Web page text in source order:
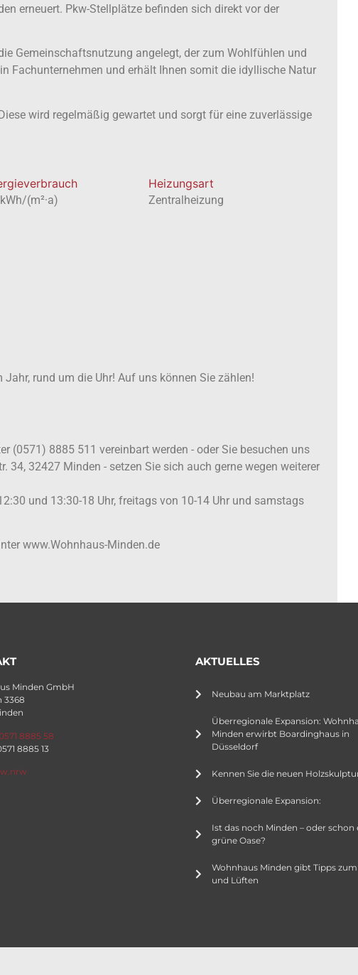
erneuert. Pkw-Stellplätze befinden sich direkt vor der
Gemeinschaftsnutzung angelegt, der zum Wohlfühlen und
Fachunternehmen und erhält Ihnen somit die idyllische Natur
wird regelmäßig gewartet und sorgt für eine zuverlässige
(m²·a)
Heizungsart
Zentralheizung
rund um die Uhr! Auf uns können Sie zählen!
(0571) 8885 511 vereinbart werden - oder Sie besuchen uns
34, 32427 Minden - setzen Sie sich auch gerne wegen weiterer
und 13:30-18 Uhr, freitags von 10-14 Uhr und samstags
www.Wohnhaus-Minden.de
Minden GmbH
3368
8885 58
8885 13
AKTUELLES
Neubau am Marktplatz
Überregionale Expansion:
Minden erwirbt Boardinghaus in
Düsseldorf
Kennen Sie die neuen
Überregionale Expansion:
Ist das noch Minden – oder schon
grüne Oase?
Wohnhaus Minden gibt Tipps zum
und Lüften